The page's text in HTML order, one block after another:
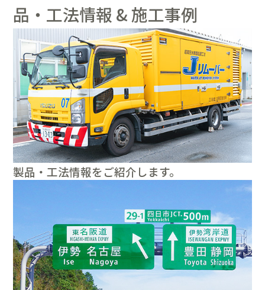
品・工法情報 & 施工事例
製品・工法情報をご紹介します。